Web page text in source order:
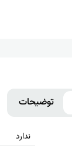
توضیحات
ندارد